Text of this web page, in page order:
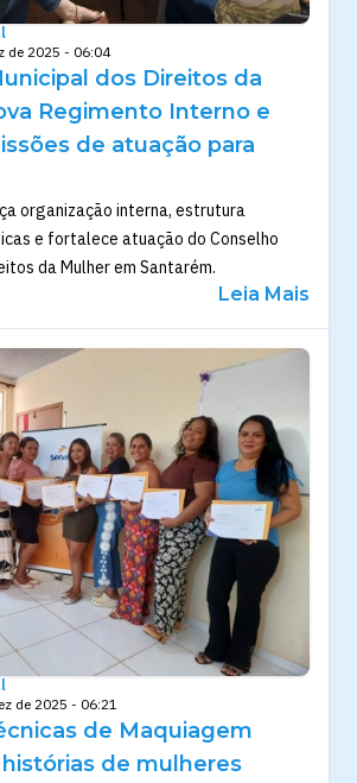
de 2025 - 06:04
dos Direitos da
Regimento Interno e
de atuação para
organização interna, estrutura
e fortalece atuação do Conselho
da Mulher em Santarém.
Leia Mais
de 2025 - 06:21
de Maquiagem
de mulheres